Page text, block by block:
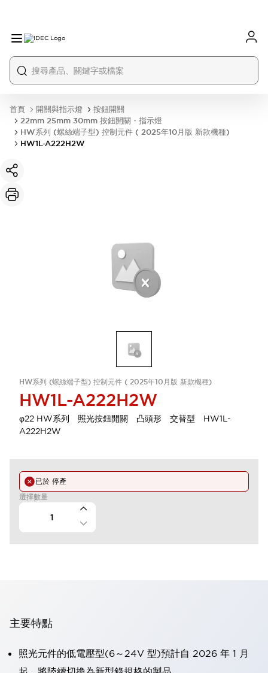
首頁 開關與指示燈
按鈕開關
22mm 25mm 30mm 按鈕開關・指示燈
HW系列 (螺絲端子型) 控制元件 ( 2025年10月版 新款機種)
HW1L-A222H2W
HW系列 (螺絲端子型) 控制元件 ( 2025年10月版 新款機種)
HW1L-A222H2W
φ22 HW系列 照光按鈕開關 凸頭形 交替型 HW1L-
A222H2W
已於 停產
選擇數量
主要特點
照光元件的低電壓型(6～24V 型)預計自 2026 年 1 月